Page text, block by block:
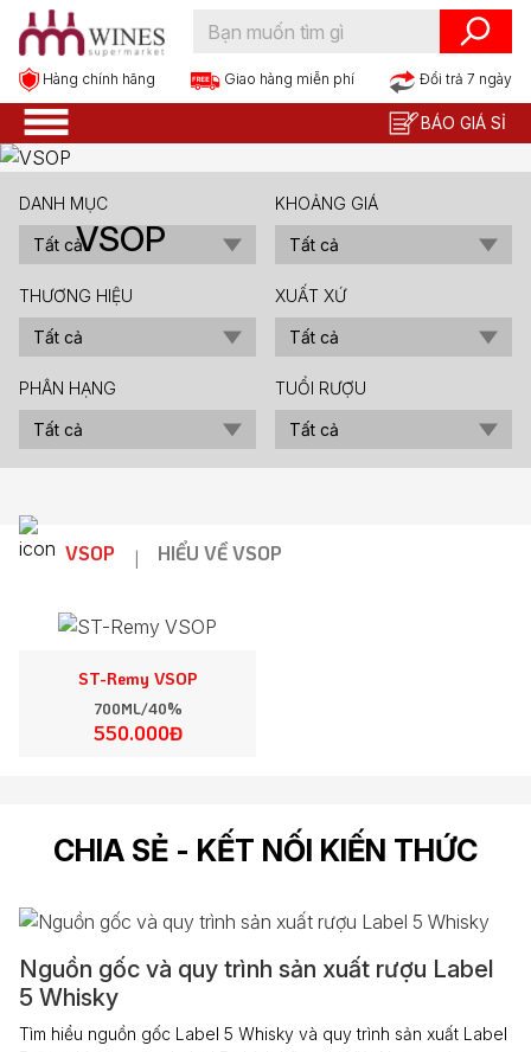
Hàng chính hãng Giao hàng miễn phí Đổi trả 7 ngày
BÁO GIÁ SỈ
VSOP
DANH MỤC KHOẢNG GIÁ
THƯƠNG HIỆU XUẤT XỨ
PHÂN HẠNG TUỔI RƯỢU
VSOP | HIỂU VỀ VSOP
ST-Remy VSOP
700ML/40%
550.000Đ
CHIA SẺ - KẾT NỐI KIẾN THỨC
Nguồn gốc và quy trình sản xuất rượu Label
5 Whisky
Tìm hiểu nguồn gốc Label 5 Whisky và quy trình sản xuất Label